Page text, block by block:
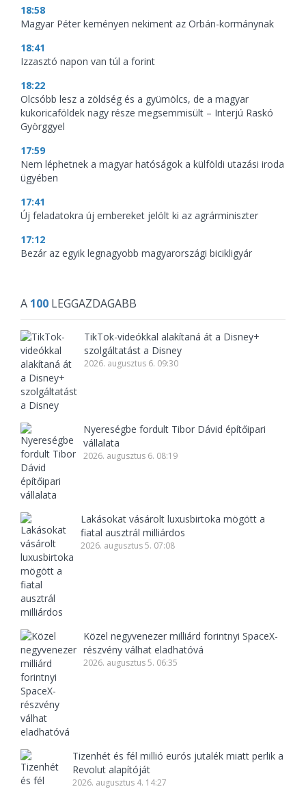
18:58
Magyar Péter keményen nekiment az Orbán-kormánynak
18:41
Izzasztó napon van túl a forint
18:22
Olcsóbb lesz a zöldség és a gyümölcs, de a magyar
kukoricaföldek nagy része megsemmisült – Interjú Raskó
Györggyel
17:59
Nem léphetnek a magyar hatóságok a külföldi utazási iroda
ügyében
17:41
Új feladatokra új embereket jelölt ki az agrárminiszter
17:12
Bezár az egyik legnagyobb magyarországi bicikligyár
A 100 LEGGAZDAGABB
TikTok-videókkal alakítaná át a Disney+
szolgáltatást a Disney
2026. augusztus 6. 09:30
Nyereségbe fordult Tibor Dávid építőipari
vállalata
2026. augusztus 6. 08:19
Lakásokat vásárolt luxusbirtoka mögött a
fiatal ausztrál milliárdos
2026. augusztus 5. 07:08
Közel negyvenezer milliárd forintnyi SpaceX-
részvény válhat eladhatóvá
2026. augusztus 5. 06:35
Tizenhét és fél millió eurós jutalék miatt perlik a
Revolut alapítóját
2026. augusztus 4. 14:27